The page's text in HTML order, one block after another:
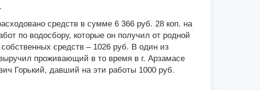
средств в сумме 6 366 руб. 28 коп. на
по водосбору, которые он получил от родной
средств – 1026 руб. В один из
проживающий в то время в г. Арзамасе
Горький, давший на эти работы 1000 руб.